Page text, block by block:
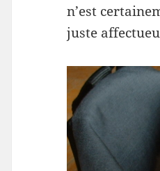
n’est
juste